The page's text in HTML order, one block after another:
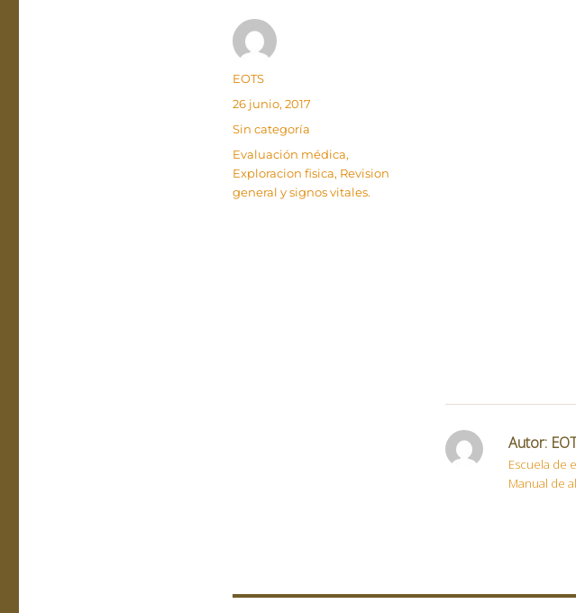
Autor:
Escuela de
Manual de
Autor
EOTS
Publicado
el
26 junio, 2017
Categorías
Sin categoría
Etiquetas
Evaluación médica,
Exploracion fisica, Revision
general y signos vitales.